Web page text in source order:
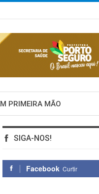
PRIMEIRA MÃO
SIGA-NOS!
Facebook Curtir